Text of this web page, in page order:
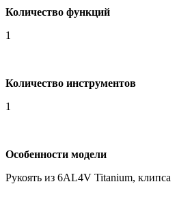
Количество функций
1
Количество инструментов
1
Особенности модели
Рукоять из 6AL4V Titanium, клипса